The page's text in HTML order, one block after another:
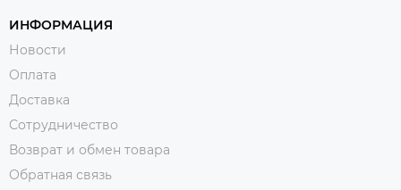
ИНФОРМАЦИЯ
Новости
Оплата
Доставка
Сотрудничество
Возврат и обмен товара
Обратная связь